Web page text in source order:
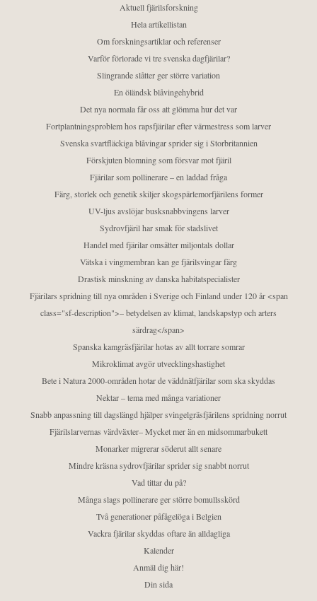
Aktuell fjärilsforskning
Hela artikellistan
Om forskningsartiklar och referenser
Varför förlorade vi tre svenska dagfjärilar?
Slingrande slåtter ger större variation
En öländsk blåvingehybrid
Det nya normala får oss att glömma hur det var
Fortplantningsproblem hos rapsfjärilar efter värmestress som larver
Svenska svartfläckiga blåvingar sprider sig i Storbritannien
Förskjuten blomning som försvar mot fjäril
Fjärilar som pollinerare – en laddad fråga
Färg, storlek och genetik skiljer skogspärlemorfjärilens former
UV-ljus avslöjar busksnabbvingens larver
Sydrovfjäril har smak för stadslivet
Handel med fjärilar omsätter miljontals dollar
Vätska i vingmembran kan ge fjärilsvingar färg
Drastisk minskning av danska habitatspecialister
Fjärilars spridning till nya områden i Sverige och Finland under 120 år <span
class="sf-description">– betydelsen av klimat, landskapstyp och arters
särdrag</span>
Spanska kamgräsfjärilar hotas av allt torrare somrar
Mikroklimat avgör utvecklingshastighet
Bete i Natura 2000-områden hotar de väddnätfjärilar som ska skyddas
Nektar – tema med många variationer
Snabb anpassning till dagslängd hjälper svingelgräsfjärilens spridning norrut
Fjärilslarvernas värdväxter– Mycket mer än en midsommarbukett
Monarker migrerar söderut allt senare
Mindre kräsna sydrovfjärilar sprider sig snabbt norrut
Vad tittar du på?
Många slags pollinerare ger större bomullsskörd
Två generationer påfågelöga i Belgien
Vackra fjärilar skyddas oftare än alldagliga
Kalender
Anmäl dig här!
Din sida